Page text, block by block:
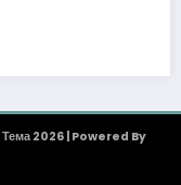
Тема 2026 | Powered By